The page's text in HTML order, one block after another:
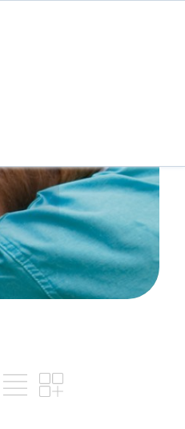
Tonen
als
Lijst Foto-
tabel